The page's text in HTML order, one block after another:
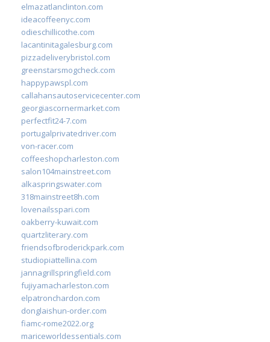
elmazatlanclinton.com
ideacoffeenyc.com
odieschillicothe.com
lacantinitagalesburg.com
pizzadeliverybristol.com
greenstarsmogcheck.com
happypawspl.com
callahansautoservicecenter.com
georgiascornermarket.com
perfectfit24-7.com
portugalprivatedriver.com
von-racer.com
coffeeshopcharleston.com
salon104mainstreet.com
alkaspringswater.com
318mainstreet8h.com
lovenailsspari.com
oakberry-kuwait.com
quartzliterary.com
friendsofbroderickpark.com
studiopiattellina.com
jannagrillspringfield.com
fujiyamacharleston.com
elpatronchardon.com
donglaishun-order.com
fiamc-rome2022.org
mariceworldessentials.com